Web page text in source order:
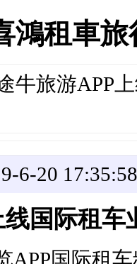
鴻租車
牛旅游APP
6-20 17:35:58
国际租车
APP国际租